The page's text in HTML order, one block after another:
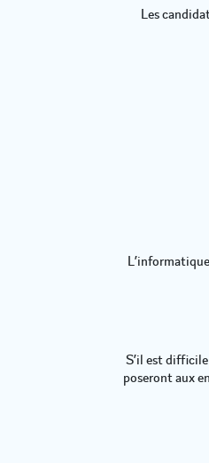
Les
S’il est
poseront aux